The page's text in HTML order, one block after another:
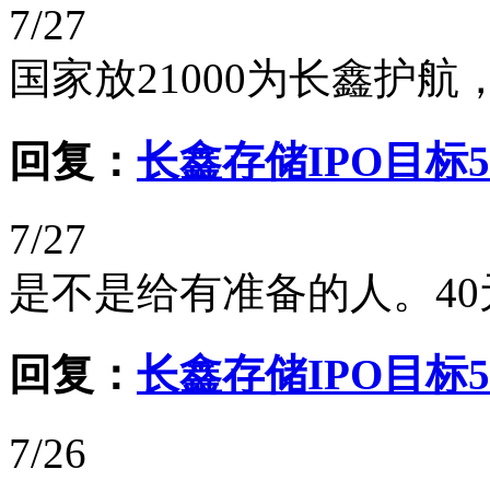
7/27
国家放21000为长鑫护航
回复： 长鑫存储IPO目标
7/27
是不是给有准备的人。
回复： 长鑫存储IPO目标
7/26